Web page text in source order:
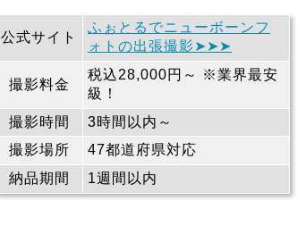
公式サイト
ふぉとるでニューボーンフ
ォトの出張撮影➤➤➤
撮影料金
税込28,000円～ ※業界最安
級！
撮影時間
3時間以内～
撮影場所
47都道府県対応
納品期間
1週間以内